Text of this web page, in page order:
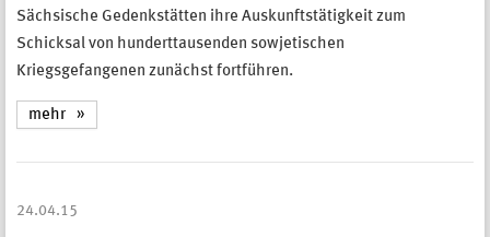
Sächsische Gedenkstätten ihre Auskunftstätigkeit zum
Schicksal von hunderttausenden sowjetischen
Kriegsgefangenen zunächst fortführen.
mehr
24.04.15